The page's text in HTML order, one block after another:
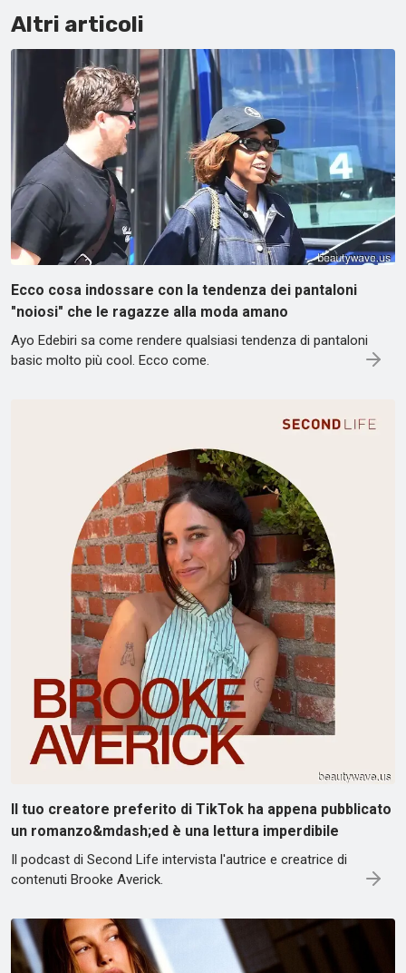
Altri articoli
Ecco cosa indossare con la tendenza dei pantaloni
"noiosi" che le ragazze alla moda amano
Ayo Edebiri sa come rendere qualsiasi tendenza di pantaloni
basic molto più cool. Ecco come.
Il tuo creatore preferito di TikTok ha appena pubblicato
un romanzo&mdash;ed è una lettura imperdibile
Il podcast di Second Life intervista l'autrice e creatrice di
contenuti Brooke Averick.